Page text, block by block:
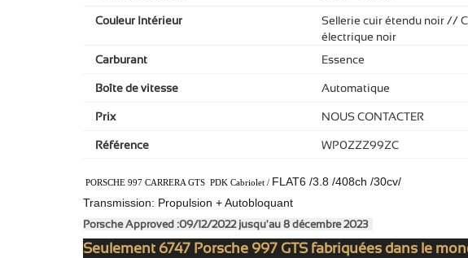
Couleur Intérieur
Sellerie cuir étendu noir //
électrique noir
Carburant
Essence
Boîte de vitesse Automatique
Prix NOUS CONTACTER
Référence WP0ZZZ99ZC
PORSCHE 997 CARRERA GTS PDK Cabriolet / FLAT6 /3.8 /408ch /30cv/
Transmission: Propulsion + Autobloquant
Porsche Approved :09/12/2022 jusqu'au 8 décembre 2023
Seulement 6747 Porsche 997 GTS fabriquées dans le